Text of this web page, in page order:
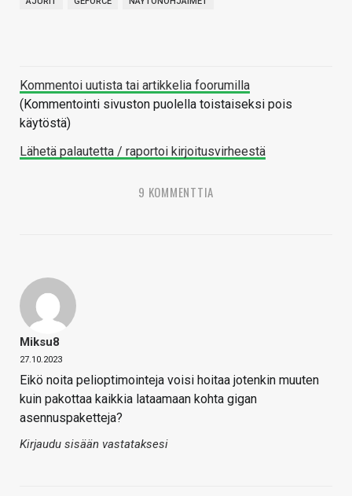
Kommentoi uutista tai artikkelia foorumilla
(Kommentointi sivuston puolella toistaiseksi pois
käytöstä)
Lähetä palautetta / raportoi kirjoitusvirheestä
9 KOMMENTTIA
Miksu8
27.10.2023
Eikö noita pelioptimointeja voisi hoitaa jotenkin muuten
kuin pakottaa kaikkia lataamaan kohta gigan
asennuspaketteja?
Kirjaudu sisään vastataksesi